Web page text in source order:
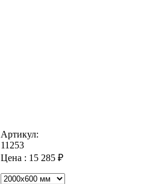
Артикул:
11253
Цена : 15 285 ₽